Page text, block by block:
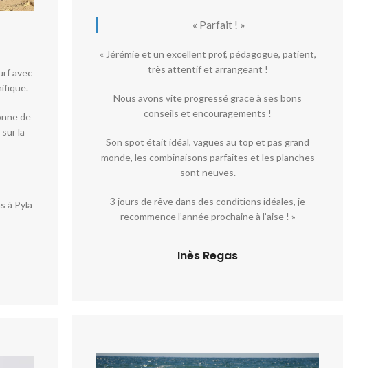
avec
de
la
à Pyla
« Parfait ! »
« Jérémie et un excellent prof, pédagogue, patient,
très attentif et arrangeant !
Nous avons vite progressé grace à ses bons
conseils et encouragements !
Son spot était idéal, vagues au top et pas grand
monde, les combinaisons parfaites et les planches
sont neuves.
3 jours de rêve dans des conditions idéales, je
recommence l’année prochaine à l’aise ! »
Inès Regas